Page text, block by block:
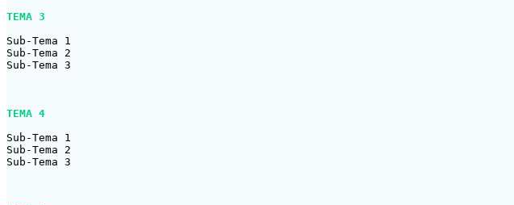
TEMA 3
Sub-Tema 1
Sub-Tema 2
Sub-Tema 3
TEMA 4
Sub-Tema 1
Sub-Tema 2
Sub-Tema 3